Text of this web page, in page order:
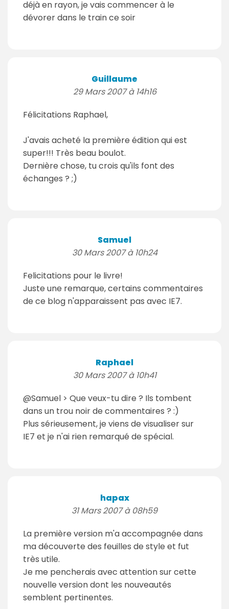
déjà en rayon, je vais commencer à le
dévorer dans le train ce soir
Guillaume
29 Mars 2007 à 14h16
Félicitations Raphael,
J'avais acheté la première édition qui est
super!!! Très beau boulot.
Dernière chose, tu crois qu'ils font des
échanges ? ;)
Samuel
30 Mars 2007 à 10h24
Felicitations pour le livre!
Juste une remarque, certains commentaires
de ce blog n'apparaissent pas avec IE7.
Raphael
30 Mars 2007 à 10h41
@Samuel > Que veux-tu dire ? Ils tombent
dans un trou noir de commentaires ? :)
Plus sérieusement, je viens de visualiser sur
IE7 et je n'ai rien remarqué de spécial.
hapax
31 Mars 2007 à 08h59
La première version m'a accompagnée dans
ma découverte des feuilles de style et fut
très utile.
Je me pencherais avec attention sur cette
nouvelle version dont les nouveautés
semblent pertinentes.